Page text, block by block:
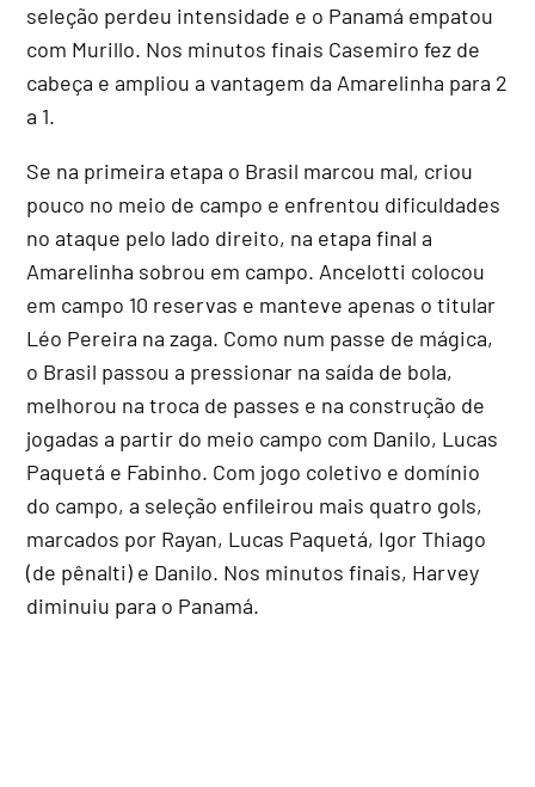
seleção perdeu intensidade e o Panamá empatou
com Murillo. Nos minutos finais Casemiro fez de
cabeça e ampliou a vantagem da Amarelinha para 2
a 1.
Se na primeira etapa o Brasil marcou mal, criou
pouco no meio de campo e enfrentou dificuldades
no ataque pelo lado direito, na etapa final a
Amarelinha sobrou em campo. Ancelotti colocou
em campo 10 reservas e manteve apenas o titular
Léo Pereira na zaga. Como num passe de mágica,
o Brasil passou a pressionar na saída de bola,
melhorou na troca de passes e na construção de
jogadas a partir do meio campo com Danilo, Lucas
Paquetá e Fabinho. Com jogo coletivo e domínio
do campo, a seleção enfileirou mais quatro gols,
marcados por Rayan, Lucas Paquetá, Igor Thiago
(de pênalti) e Danilo. Nos minutos finais, Harvey
diminuiu para o Panamá.